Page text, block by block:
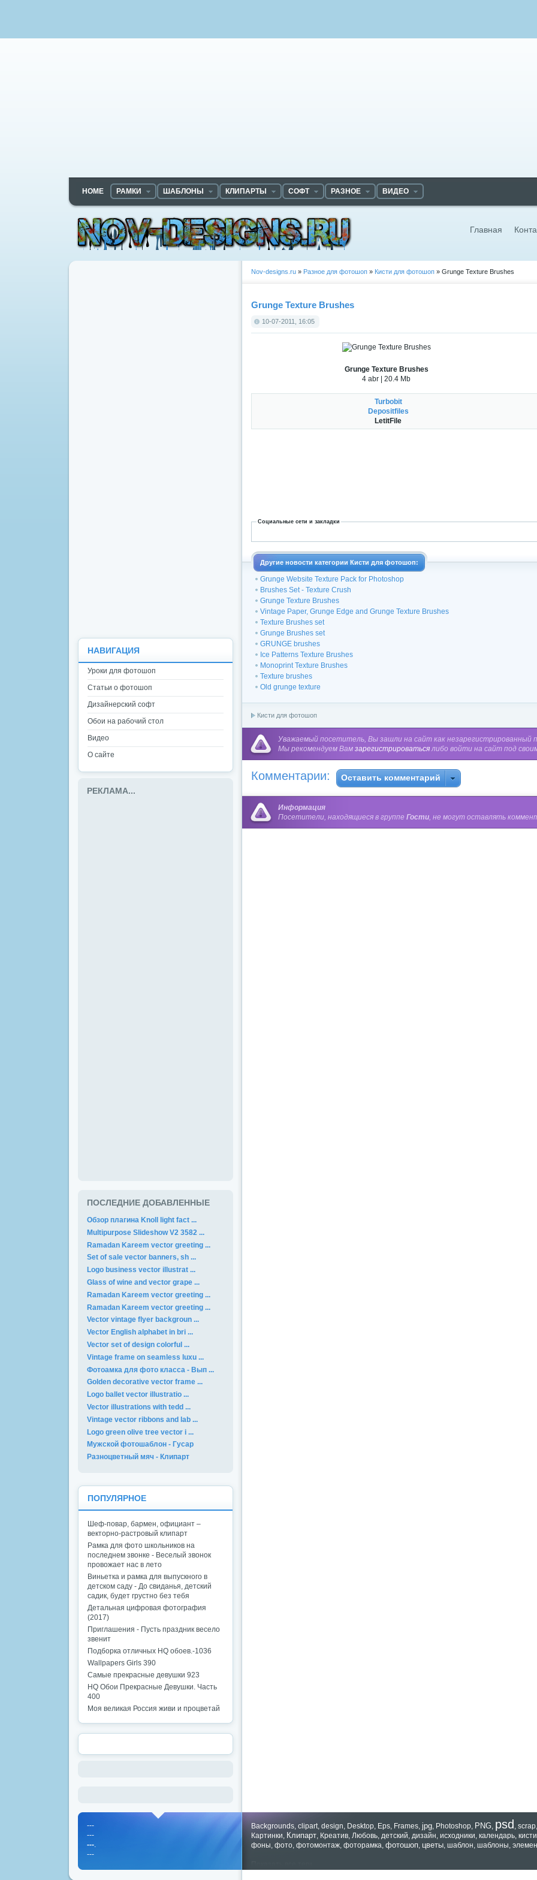
HOME РАМКИ ШАБЛОНЫ КЛИПАРТЫ СОФТ РАЗНОЕ ВИДЕО
Главная
Nov-designs.ru » Разное для фотошоп » Кисти для фотошоп » Grunge Texture Brushes
Grunge Texture Brushes
10-07-2011, 16:05
Grunge Texture Brushes
4 abr | 20.4 Mb
Turbobit
Depositfiles
LetitFile
Социальные сети и закладки
Другие новости категории Кисти для фотошоп:
Grunge Website Texture Pack for Photoshop
Brushes Set - Texture Crush
Grunge Texture Brushes
Vintage Paper, Grunge Edge and Grunge Texture Brushes
Texture Brushes set
Grunge Brushes set
GRUNGE brushes
Ice Patterns Texture Brushes
Monoprint Texture Brushes
Texture brushes
Old grunge texture
Кисти для фотошоп
Уважаемый посетитель, Вы зашли на сайт как незарегистрированный
Мы рекомендуем Вам зарегистрироваться либо войти на сайт под
Комментарии: Оставить комментарий
Информация
Посетители, находящиеся в группе Гости , не могут оставлять
НАВИГАЦИЯ
Уроки для фотошоп
Статьи о фотошоп
Дизайнерский софт
Обои на рабочий стол
Видео
О сайте
РЕКЛАМА...
ПОСЛЕДНИЕ ДОБАВЛЕННЫЕ
Обзор плагина Knoll light fact ...
Multipurpose Slideshow V2 3582 ...
Ramadan Kareem vector greeting ...
Set of sale vector banners, sh ...
Logo business vector illustrat ...
Glass of wine and vector grape ...
Ramadan Kareem vector greeting ...
Ramadan Kareem vector greeting ...
Vector vintage flyer backgroun ...
Vector English alphabet in bri ...
Vector set of design colorful ...
Vintage frame on seamless luxu ...
Фотоамка для фото класса - Вып ...
Golden decorative vector frame ...
Logo ballet vector illustratio ...
Vector illustrations with tedd ...
Vintage vector ribbons and lab ...
Logo green olive tree vector i ...
Мужской фотошаблон - Гусар
Разноцветный мяч - Клипарт
ПОПУЛЯРНОЕ
Шеф-повар, бармен, официант –
векторно-растровый клипарт
Рамка для фото школьников на
последнем звонке - Веселый звонок
провожает нас в лето
Виньетка и рамка для выпускного в
детском саду - До свиданья, детский
садик, будет грустно без тебя
Детальная цифровая фотография
(2017)
Приглашения - Пусть праздник весело
звенит
Подборка отличных HQ обоев.-1036
Wallpapers Girls 390
Самые прекрасные девушки 923
HQ Обои Прекрасные Девушки. Часть
400
Моя великая Россия живи и процветай
Backgrounds, clipart, design, Desktop, Eps, Frames, jpg, Photoshop, PNG, psd , scrap,
Картинки, Клипарт, Креатив, Любовь, детский, дизайн, исходники, календарь, кисти
фоны, фото, фотомонтаж, фоторамка, фотошоп, цветы, шаблон, шаблоны,
---
---
---.
---